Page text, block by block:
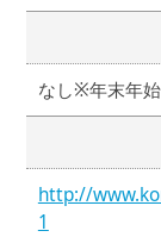
なし※年末年
http://
1